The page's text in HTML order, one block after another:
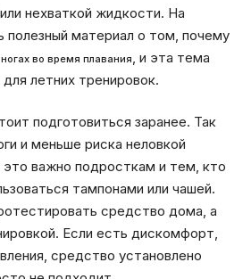
нехваткой жидкости. На
полезный материал о том, почему
во время плавания, и эта тема
летних тренировок.
подготовиться заранее. Так
и меньше риска неловкой
важно подросткам и тем, кто
тампонами или чашей.
средство дома, а
Если есть дискомфорт,
средство установлено